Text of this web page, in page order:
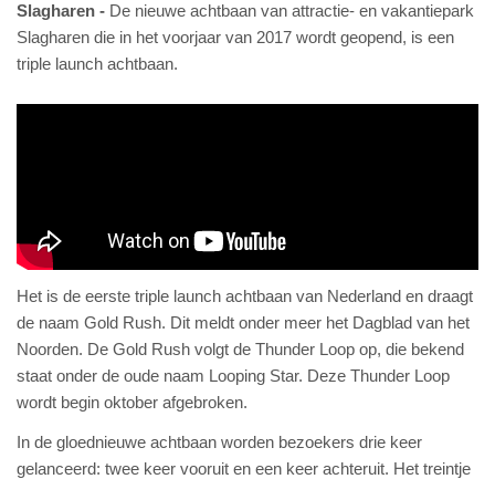
Slagharen
De nieuwe achtbaan van attractie- en vakantiepark
Slagharen die in het voorjaar van 2017 wordt geopend, is een
triple launch achtbaan.
Het is de eerste triple launch achtbaan van Nederland en draagt
de naam Gold Rush. Dit meldt onder meer het Dagblad van het
Noorden. De Gold Rush volgt de Thunder Loop op, die bekend
staat onder de oude naam Looping Star. Deze Thunder Loop
wordt begin oktober afgebroken.
In de gloednieuwe achtbaan worden bezoekers drie keer
gelanceerd: twee keer vooruit en een keer achteruit. Het treintje